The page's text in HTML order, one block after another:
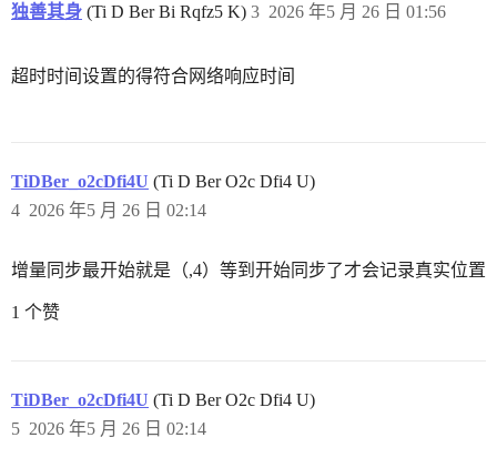
独善其身 (Ti D Ber Bi Rqfz5 K) 2026 年5 月 26 日 01:56
3
超时时间设置的得符合网络响应时间
TiDBer_o2cDfi4U (Ti D Ber O2c Dfi4 U)
2026 年5 月 26 日 02:14
4
增量同步最开始就是（,4）等到开始同步了才会记录真实位置
1 个赞
TiDBer_o2cDfi4U (Ti D Ber O2c Dfi4 U)
2026 年5 月 26 日 02:14
5